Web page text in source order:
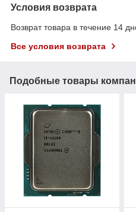
Условия возврата
Возврат товара в течение 14
Все условия возврата
Подобные товары